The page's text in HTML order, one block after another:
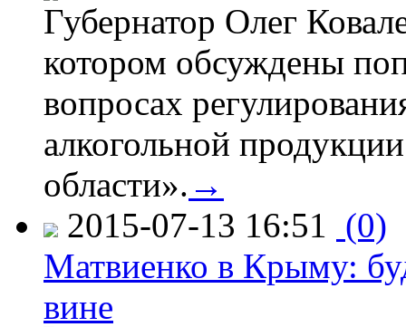
Губернатор Олег
котором обсуждены
вопросах
алкогольной
области». →
2015-07-13 16:51 (0)
Матвиенко в Крыму:
вине